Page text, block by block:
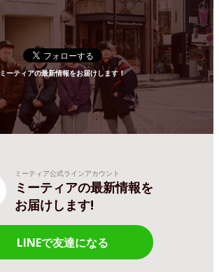
ミーティアの最新情報をお届けします！
ミーティア公式ラインアカウント
ミーティアの最新情報を
お届けします!
LINEで友達になる